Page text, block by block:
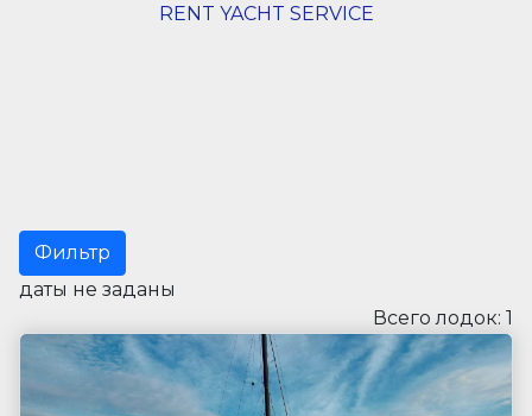
RENT YACHT SERVICE
Фильтр
даты не заданы
Всего лодок: 1